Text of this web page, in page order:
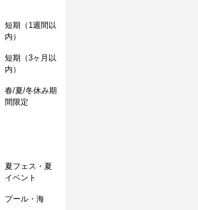
短期（1週間以
内）
短期（3ヶ月以
内）
春/夏/冬休み期
間限定
夏フェス・夏
イベント
プール・海